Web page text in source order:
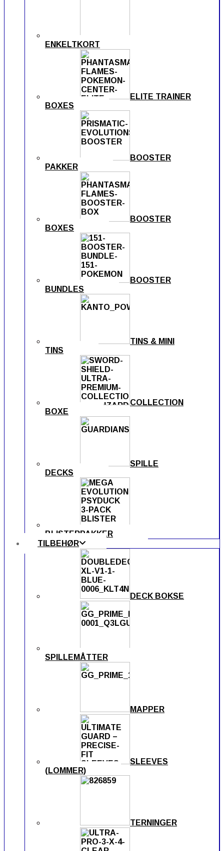
ENKELTKORT
ELITE TRAINER
BOXES
BOOSTER
PAKKER
BOOSTER
BOXES
BOOSTER
BUNDLES
TINS & MINI
TINS
COLLECTION
BOXE
SPILLE
DECKS
BLISTERPAKKER
TILBEHØR
DECK BOKSE
SPILLEMÅTTER
MAPPER
SLEEVES
(LOMMER)
TERNINGER